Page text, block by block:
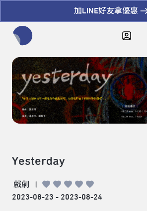
加LINE好友拿優惠
Yesterday
戲劇
|
2023-08-23 - 2023-08-24